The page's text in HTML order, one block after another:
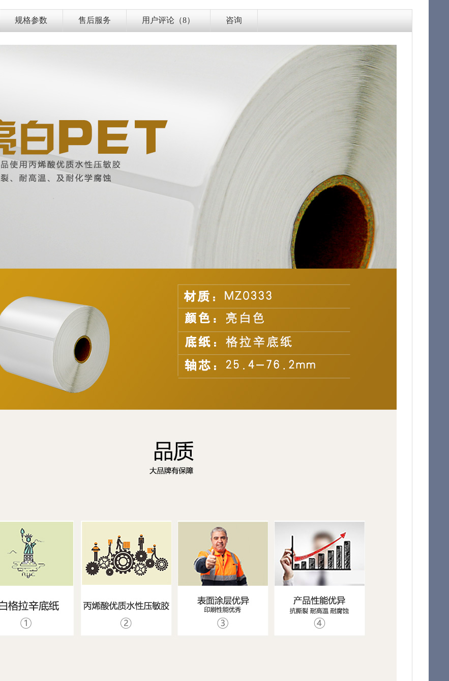
规格参数 售后服务 用户评论（8） 咨询